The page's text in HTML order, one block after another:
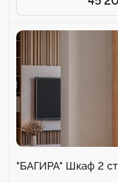
"БАГИРА" Шкаф 2